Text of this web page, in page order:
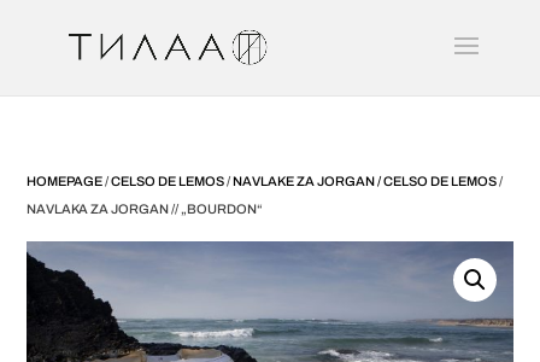
HOMEPAGE/CELSO DE LEMOS/NAVLAKE ZA JORGAN / CELSO DE LEMOS/
NAVLAKA ZA JORGAN // „BOURDON“